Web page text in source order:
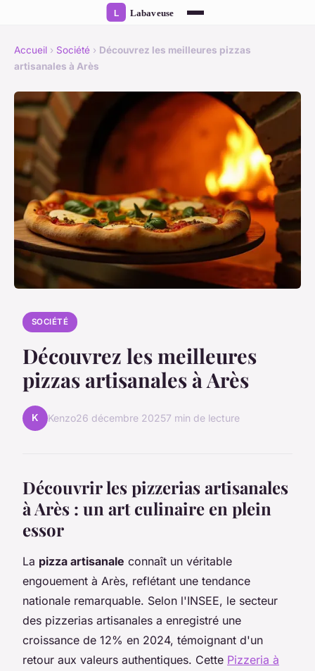
Accueil › Société › Découvrez les meilleures pizzas
artisanales à Arès
SOCIÉTÉ
Découvrez les meilleures
pizzas artisanales à Arès
K Kenzo26 décembre 20257 min de lecture
Découvrir les pizzerias artisanales
à Arès : un art culinaire en plein
essor
La pizza artisanale connaît un véritable
engouement à Arès, reflétant une tendance
nationale remarquable. Selon l'INSEE, le secteur
des pizzerias artisanales a enregistré une
croissance de 12% en 2024, témoignant d'un
retour aux valeurs authentiques. Cette Pizzeria à